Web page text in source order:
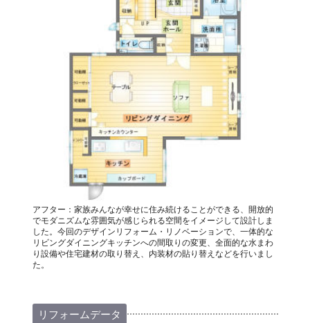
アフター：家族みんなが幸せに住み続けることができる、開放的
でモダニズムな雰囲気が感じられる空間をイメージして設計しま
した。今回のデザインリフォーム・リノベーションで、一体的な
リビングダイニングキッチンへの間取りの変更、全面的な水まわ
り設備や住宅建材の取り替え、内装材の貼り替えなどを行いまし
た。
リフォームデータ